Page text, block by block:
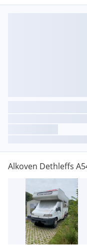
Alkoven Dethleffs